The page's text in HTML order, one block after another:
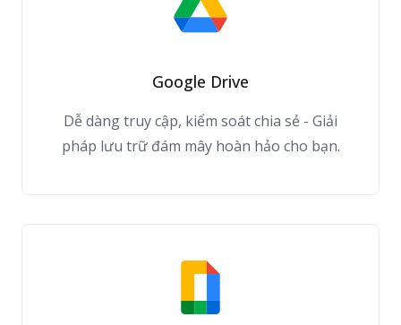
Google Drive
Dễ dàng truy cập, kiểm soát chia sẻ - Giải
pháp lưu trữ đám mây hoàn hảo cho bạn.